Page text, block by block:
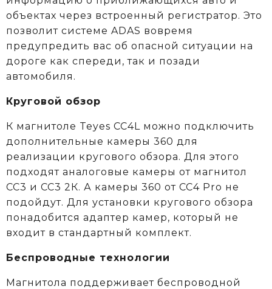
объектах через встроенный регистратор. Это
позволит системе ADAS вовремя
предупредить вас об опасной ситуации на
дороге как спереди, так и позади
автомобиля.
Круговой обзор
К магнитоле Teyes CC4L можно подключить
дополнительные камеры 360 для
реализации кругового обзора. Для этого
подходят аналоговые камеры от магнитол
СС3 и СС3 2К. А камеры 360 от CC4 Pro не
подойдут. Для установки кругового обзора
понадобится адаптер камер, который не
входит в стандартный комплект.
Беспроводные технологии
Магнитола поддерживает беспроводной